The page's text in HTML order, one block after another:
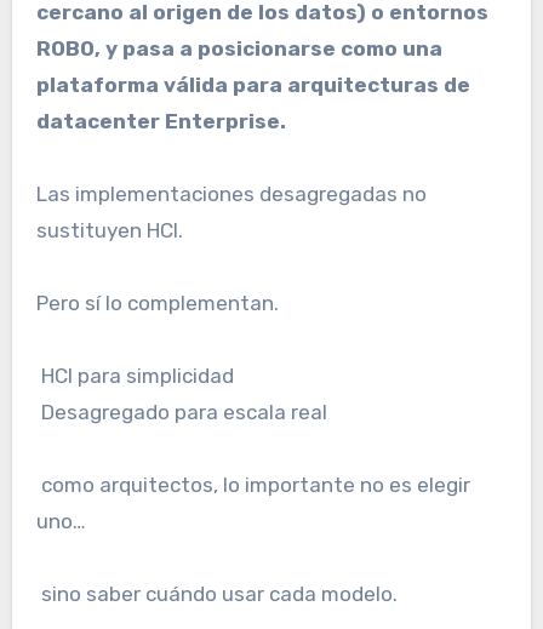
cercano al origen de los datos) o entornos
ROBO, y pasa a posicionarse como una
plataforma válida para arquitecturas de
datacenter Enterprise.
Las implementaciones desagregadas no
sustituyen HCI.
Pero sí lo complementan.
HCI para simplicidad
Desagregado para escala real
como arquitectos, lo importante no es elegir
uno…
sino saber cuándo usar cada modelo.